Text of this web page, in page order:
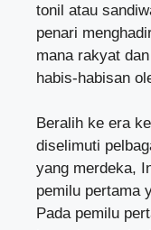
tonil atau
penari
mana rakyat
habis-habisan
Beralih ke era
diselimuti
yang merdeka,
pemilu pertama
Pada pemilu